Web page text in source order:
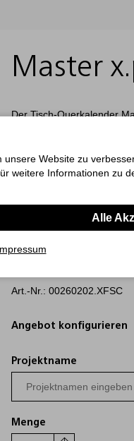
Master
Der Tisch-Querkalender
professionellen Einsatz
Wochenaufteilung auf
Arbeitsabläufe im
ermöglicht eine präzise
eine integrierte 3-
Nutzen ab. Sonn- und
individuell gestaltbare
4-farbige CMYK-Druck ist
Werbeanbringung
das Produkt durch
Art.-Nr.: 00260202.XFSC
Angebot konfigurieren
Projektname
Menge
Website zu
weitere Informationen zu
Alle